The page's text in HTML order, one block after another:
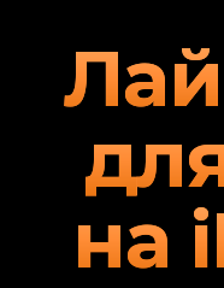
Лай
дл
на i